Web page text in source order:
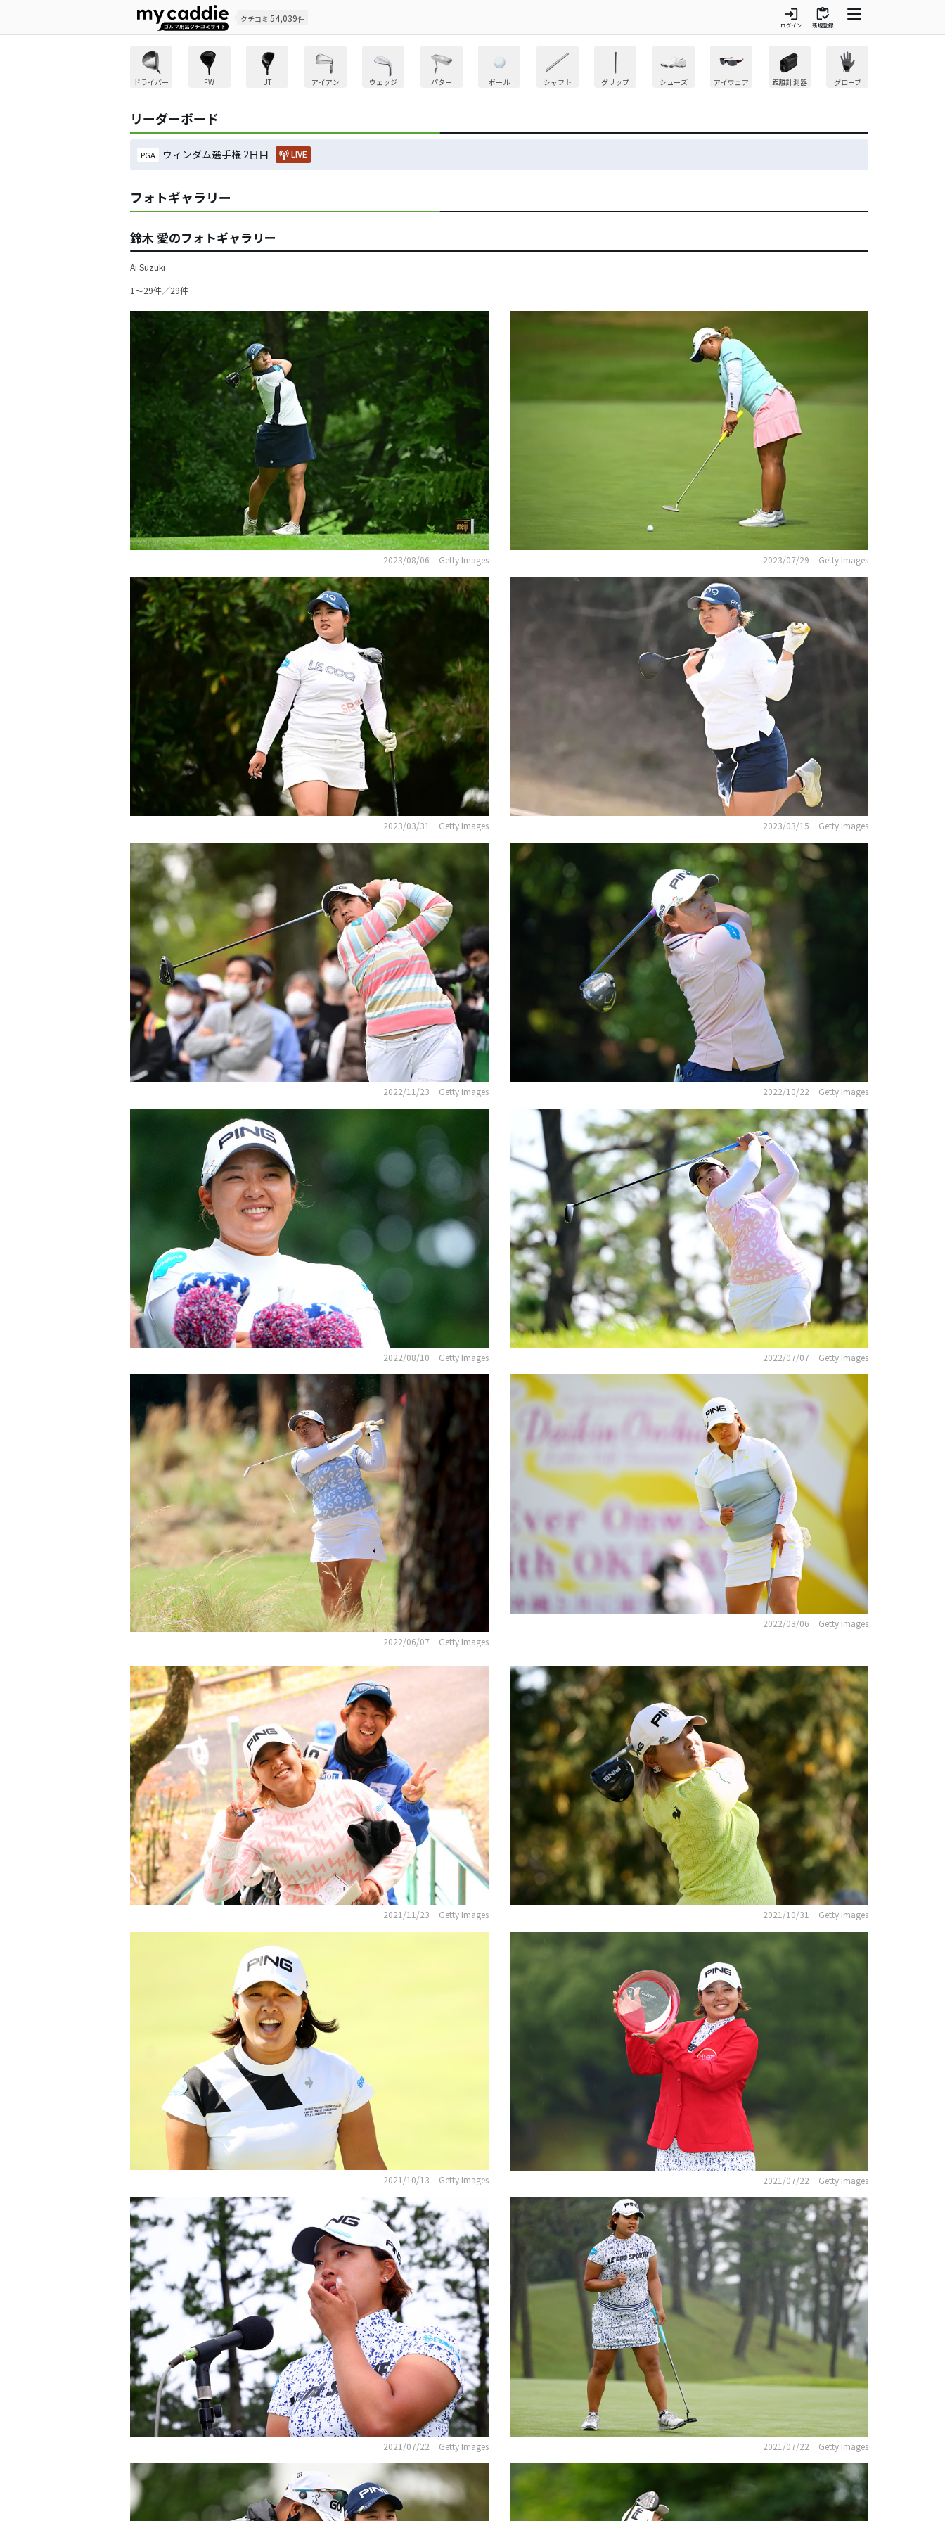
クチコミ 54,039件 login
ログイン
inventory
新規登録
ドライバー FW UT アイアン ウェッジ パター ボール シャフト グリップ シューズ アイウェア 距離計測器 グローブ
リーダーボード
PGA ウィンダム選手権 2日目 LIVE
フォトギャラリー
鈴木 愛のフォトギャラリー
Ai Suzuki
1〜29件／29件
2023/08/06 Getty Images 2023/07/29 Getty Images
2023/03/31 Getty Images 2023/03/15 Getty Images
2022/11/23 Getty Images 2022/10/22 Getty Images
2022/08/10 Getty Images 2022/07/07 Getty Images
2022/06/07 Getty Images
2022/03/06 Getty Images
2021/11/23 Getty Images 2021/10/31 Getty Images
2021/10/13 Getty Images 2021/07/22 Getty Images
2021/07/22 Getty Images 2021/07/22 Getty Images